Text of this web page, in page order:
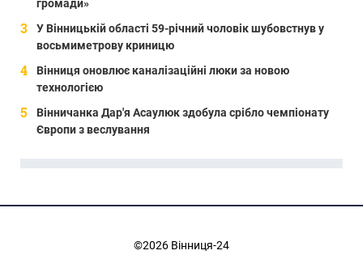
громади»
У Вінницькій області 59-річний чоловік шубовстнув у
восьмиметрову криницю
Вінниця оновлює каналізаційні люки за новою
технологією
Вінничанка Дар'я Асаулюк здобула срібло чемпіонату
Європи з веслування
©2026 Вінниця-24